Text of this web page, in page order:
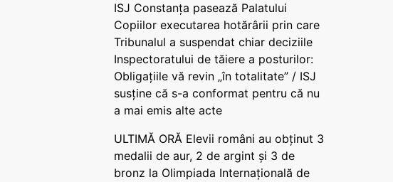
ISJ Constanța pasează Palatului
Copiilor executarea hotărârii prin care
Tribunalul a suspendat chiar deciziile
Inspectoratului de tăiere a posturilor:
Obligațiile vă revin „în totalitate” / ISJ
susține că s-a conformat pentru că nu
a mai emis alte acte
ULTIMĂ ORĂ Elevii români au obținut 3
medalii de aur, 2 de argint și 3 de
bronz la Olimpiada Internațională de